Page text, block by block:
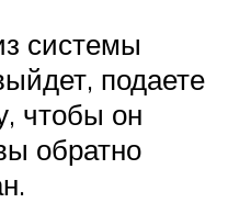
системы
подаете
чтобы он
обратно